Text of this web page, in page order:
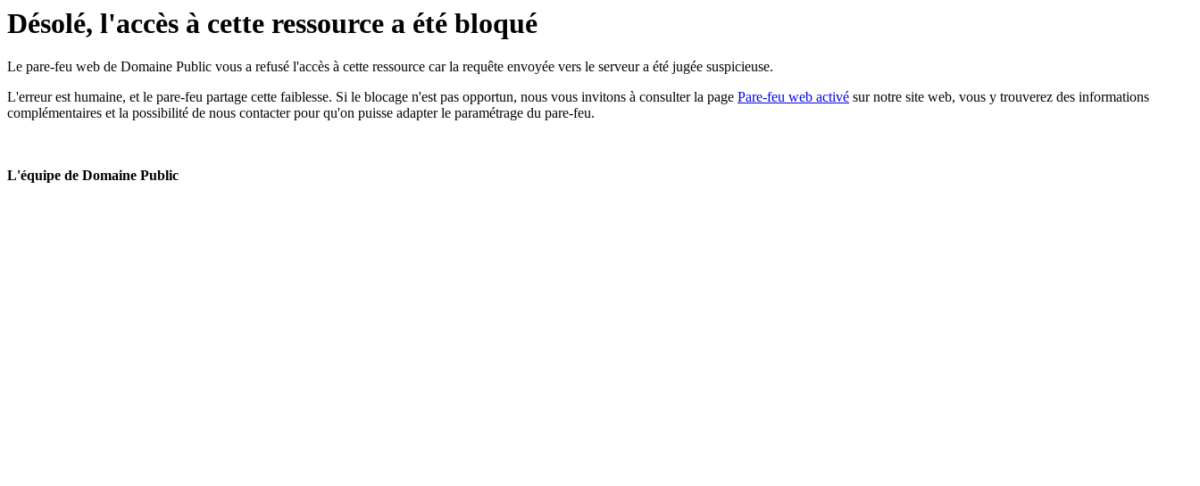
Désolé, l'accès à cette ressource a été bloqué
Le pare-feu web de Domaine Public vous a refusé l'accès à cette ressource car la requête envoyée vers le serveur a été jugée suspicieuse.
L'erreur est humaine, et le pare-feu partage cette faiblesse. Si le blocage n'est pas opportun, nous vous invitons à consulter la page Pare-feu web activé sur notre site web, vous y trouverez des informations
complémentaires et la possibilité de nous contacter pour qu'on puisse adapter le paramétrage du pare-feu.
L'équipe de Domaine Public